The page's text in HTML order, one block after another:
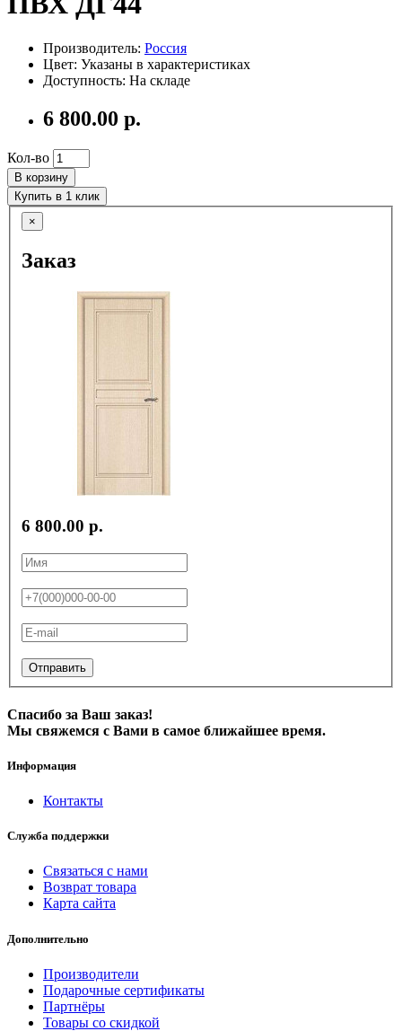
Производитель: Россия
Цвет: Указаны в характеристиках
Доступность: На складе
6 800.00 р.
Кол-во
В корзину
Купить в 1 клик
×
Заказ
6 800.00 р.
Отправить
Спасибо за Ваш заказ!
Мы свяжемся с Вами в самое ближайшее время.
Информация
Контакты
Служба поддержки
Связаться с нами
Возврат товара
Карта сайта
Дополнительно
Производители
Подарочные сертификаты
Партнёры
Товары со скидкой